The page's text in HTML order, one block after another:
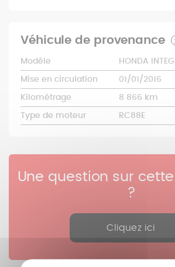
Véhicule de provenance
Modèle HONDA
Mise en circulation 01/01/2016
Kilométrage 8 866 km
Type de moteur RC88E
Une question sur
?
Cliquez ici